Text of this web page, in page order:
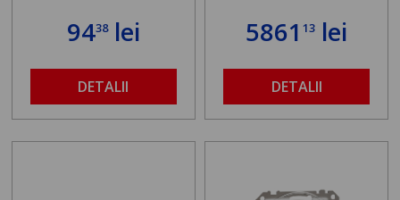
9438lei
DETALII
586113 lei
DETALII